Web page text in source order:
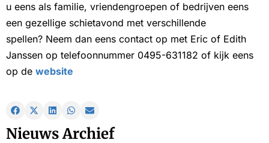
u eens als familie, vriendengroepen of bedrijven eens
een gezellige schietavond met verschillende
spellen? Neem dan eens contact op met Eric of Edith
Janssen op telefoonnummer 0495-631182 of kijk eens
op de website
Nieuws Archief